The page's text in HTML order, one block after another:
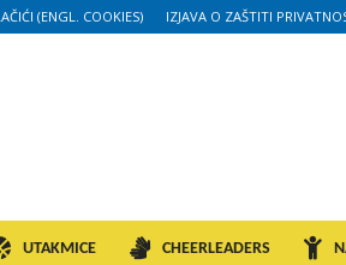
(ENGL. COOKIES) IZJAVA O ZAŠTITI
UTAKMICE CHEERLEADERS